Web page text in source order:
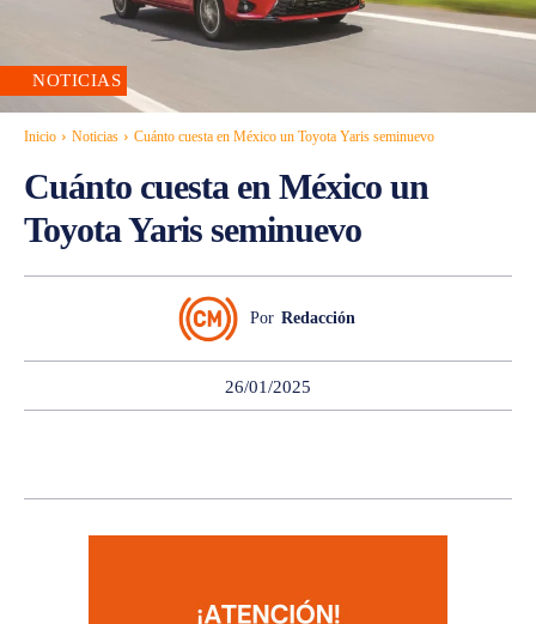
NOTICIAS
Inicio Noticias Cuánto cuesta en México un Toyota Yaris seminuevo
Cuánto cuesta en México un
Toyota Yaris seminuevo
Por Redacción
26/01/2025